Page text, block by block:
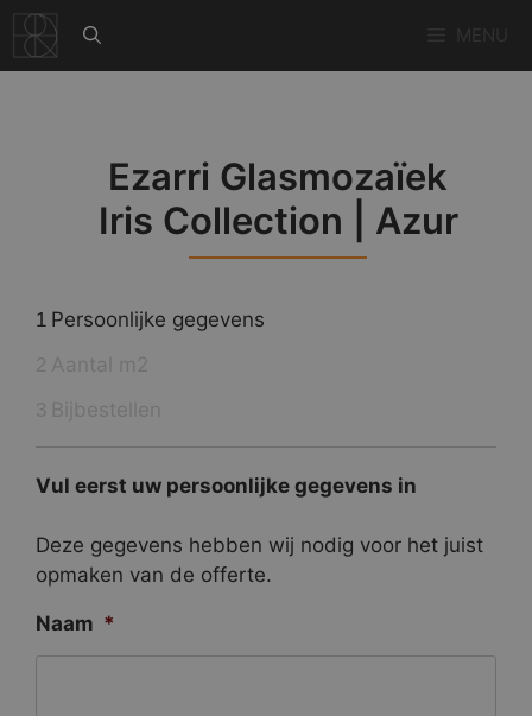
naar
de
Ezarri Glasmozaïek
Iris Collection | Azur
1 Persoonlijke gegevens
Vul eerst uw persoonlijke gegevens in
Deze gegevens hebben wij nodig voor het juist
opmaken van de offerte.
Naam *